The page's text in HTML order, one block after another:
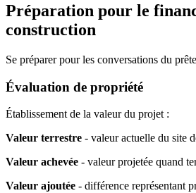
Préparation pour le
construction
Se préparer pour les conversations du
Évaluation de propriété
Établissement de la valeur du projet :
Valeur terrestre - valeur actuelle du site
Valeur achevée - valeur projetée quand
Valeur ajoutée - différence représentant